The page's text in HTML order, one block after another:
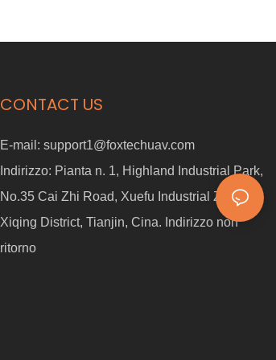
CONTACT US
E-mail: support1@foxtechuav.com
Indirizzo: Pianta n. 1, Highland Industrial Park,
No.35 Cai Zhi Road, Xuefu Industrial Zone,
Xiqing District, Tianjin, Cina. Indirizzo non
ritorno